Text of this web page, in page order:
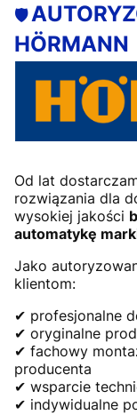
🛡️
HÖRMANN
Od lat
rozwiązania dla
wysokiej jakości
automatykę
Jako
klientom:
✔ profesjonalne
✔ oryginalne
✔ fachowy
producenta
✔ wsparcie
✔ indywidualne